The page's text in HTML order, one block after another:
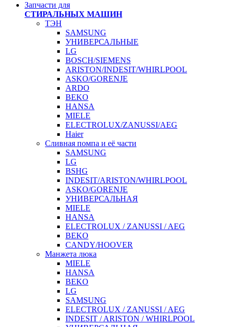
Запчасти для
СТИРАЛЬНЫХ МАШИН
ТЭН
SAMSUNG
УНИВЕРСАЛЬНЫЕ
LG
BOSCH/SIEMENS
ARISTON/INDESIT/WHIRLPOOL
ASKO/GORENJE
ARDO
BEKO
HANSA
MIELE
ELECTROLUX/ZANUSSI/AEG
Haier
Сливная помпа и её части
SAMSUNG
LG
BSHG
INDESIT/ARISTON/WHIRLPOOL
ASKO/GORENJE
УНИВЕРСАЛЬНАЯ
MIELE
HANSA
ELECTROLUX / ZANUSSI / AEG
BEKO
CANDY/HOOVER
Манжета люка
MIELE
HANSA
BEKO
LG
SAMSUNG
ELECTROLUX / ZANUSSI / AEG
INDESIT / ARISTON / WHIRLPOOL